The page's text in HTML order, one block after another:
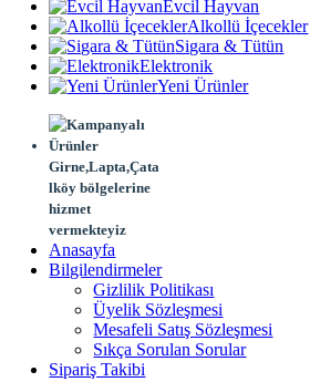
Evcil Hayvan
Alkollü İçecekler
Sigara & Tütün
Elektronik
Yeni Ürünler
Girne,Lapta,Çata
lköy bölgelerine
hizmet
vermekteyiz
Anasayfa
Bilgilendirmeler
Gizlilik Politikası
Üyelik Sözleşmesi
Mesafeli Satış Sözleşmesi
Sıkça Sorulan Sorular
Sipariş Takibi